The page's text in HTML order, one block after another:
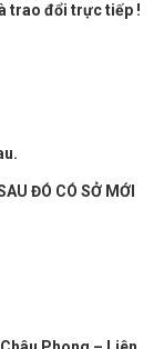
trao đổi trực tiếp !
ĐÓ CÓ SỞ MỚI